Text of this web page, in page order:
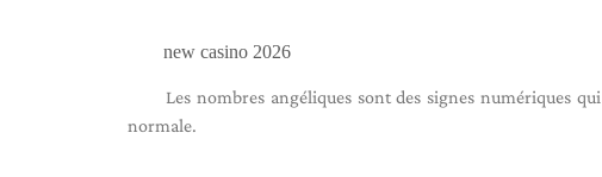
new casino 2026
Les nombres angéliques sont des signes numériques
normale.